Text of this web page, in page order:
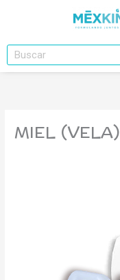
Buscar
MIEL (VELA)